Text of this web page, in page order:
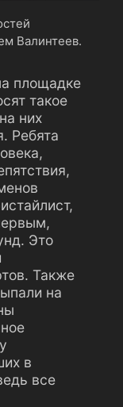
Валинтеев.
площадке
такое
них
Ребята
Это
Также
на
в
все